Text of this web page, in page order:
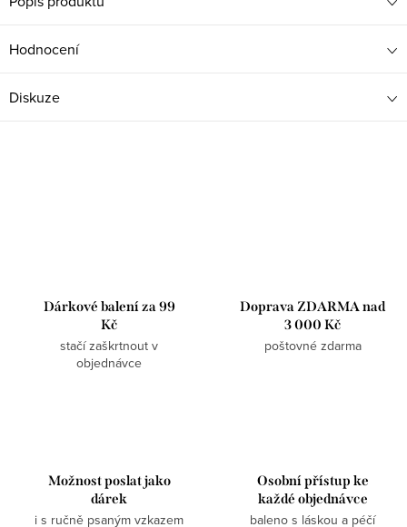
Hodnocení
Diskuze
Dárkové balení za 99
Kč
stačí zaškrtnout v
objednávce
Doprava ZDARMA nad
3 000 Kč
poštovné zdarma
Možnost poslat jako
dárek
i s ručně psaným vzkazem
Osobní přístup ke
každé objednávce
baleno s láskou a péčí